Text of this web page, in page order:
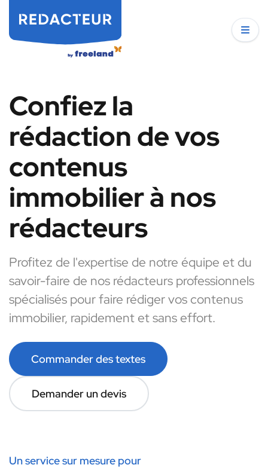
Confiez la
rédaction de vos
contenus
immobilier à nos
rédacteurs
Profitez de l'expertise de notre équipe et du
savoir-faire de nos rédacteurs professionnels
spécialisés pour faire rédiger vos contenus
immobilier, rapidement et sans effort.
Commander des textes
Demander un devis
Un service sur mesure pour